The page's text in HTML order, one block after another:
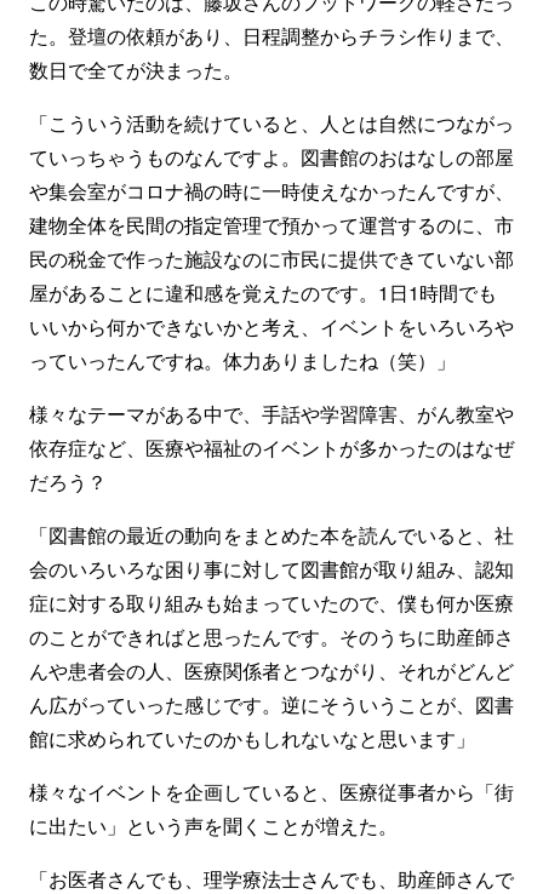
た。登壇の依頼があり、日程調整からチラシ作りまで、
数日で全てが決まった。
「こういう活動を続けていると、人とは自然につながっ
ていっちゃうものなんですよ。図書館のおはなしの部屋
や集会室がコロナ禍の時に一時使えなかったんですが、
建物全体を民間の指定管理で預かって運営するのに、市
民の税金で作った施設なのに市民に提供できていない部
屋があることに違和感を覚えたのです。1日1時間でも
いいから何かできないかと考え、イベントをいろいろや
っていったんですね。体力ありましたね（笑）」
様々なテーマがある中で、手話や学習障害、がん教室や
依存症など、医療や福祉のイベントが多かったのはなぜ
だろう？
「図書館の最近の動向をまとめた本を読んでいると、社
会のいろいろな困り事に対して図書館が取り組み、認知
症に対する取り組みも始まっていたので、僕も何か医療
のことができればと思ったんです。そのうちに助産師さ
んや患者会の人、医療関係者とつながり、それがどんど
ん広がっていった感じです。逆にそういうことが、図書
館に求められていたのかもしれないなと思います」
様々なイベントを企画していると、医療従事者から「街
に出たい」という声を聞くことが増えた。
「お医者さんでも、理学療法士さんでも、助産師さんで